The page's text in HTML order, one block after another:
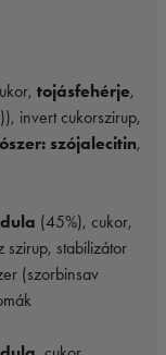
tojásfehérje,
invert cukorszirup,
szójalecitin,
(45%), cukor,
szirup, stabilizátor
(szorbinsav